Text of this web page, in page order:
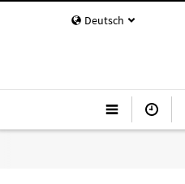
Deutsch